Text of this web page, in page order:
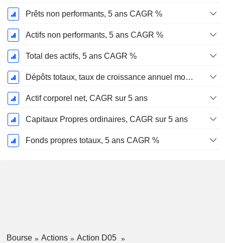
Prêts non performants, 5 ans CAGR %
Actifs non performants, 5 ans CAGR %
Total des actifs, 5 ans CAGR %
Dépôts totaux, taux de croissance annuel moyen sur 5 ans %.
Actif corporel net, CAGR sur 5 ans
Capitaux Propres ordinaires, CAGR sur 5 ans
Fonds propres totaux, 5 ans CAGR %
Bourse Actions
Action D05